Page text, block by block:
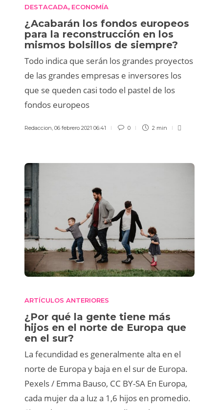
DESTACADA, ECONOMÍA
¿Acabarán los fondos europeos
para la reconstrucción en los
mismos bolsillos de siempre?
Todo indica que serán los grandes proyectos
de las grandes empresas e inversores los
que se queden casi todo el pastel de los
fondos europeos
Redaccion 06 febrero 2021 06:41 0 2 min
ARTÍCULOS ANTERIORES
¿Por qué la gente tiene más
hijos en el norte de Europa que
en el sur?
La fecundidad es generalmente alta en el
norte de Europa y baja en el sur de Europa.
Pexels / Emma Bauso, CC BY-SA En Europa,
cada mujer da a luz a 1,6 hijos en promedio.